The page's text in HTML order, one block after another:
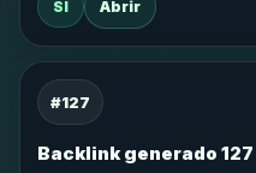
SI Abrir
#127
Backlink generado 127